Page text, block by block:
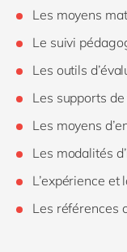
Les moyens
Le suivi
Les outils
Les supports
Les moyens
Les modalités
L’expérience
Les références